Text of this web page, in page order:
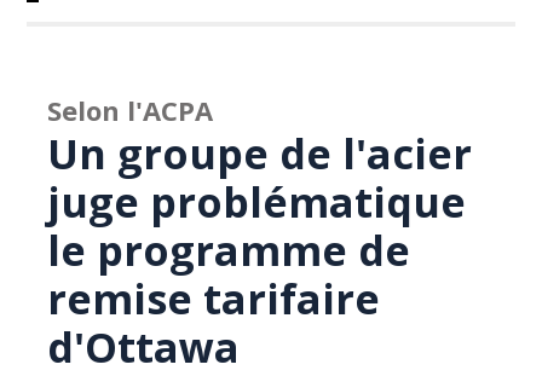
Selon l'ACPA
Un groupe de l'acier
juge problématique
le programme de
remise tarifaire
d'Ottawa